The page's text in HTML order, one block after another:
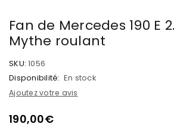
Fan de Mercedes 190 E
Mythe roulant
SKU: 1056
Disponibilité: En stock
Ajoutez votre avis
190,00€